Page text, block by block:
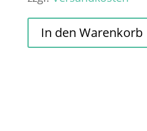
In den Warenkorb